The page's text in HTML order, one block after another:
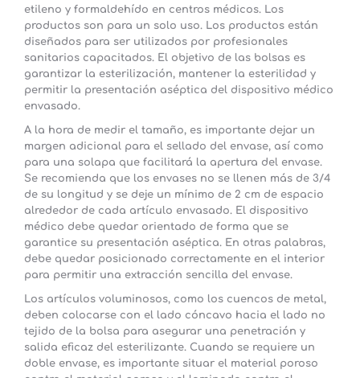
etileno y formaldehído en centros médicos. Los
productos son para un solo uso. Los productos están
diseñados para ser utilizados por profesionales
sanitarios capacitados. El objetivo de las bolsas es
garantizar la esterilización, mantener la esterilidad y
permitir la presentación aséptica del dispositivo médico
envasado.
A la hora de medir el tamaño, es importante dejar un
margen adicional para el sellado del envase, así como
para una solapa que facilitará la apertura del envase.
Se recomienda que los envases no se llenen más de 3/4
de su longitud y se deje un mínimo de 2 cm de espacio
alrededor de cada artículo envasado. El dispositivo
médico debe quedar orientado de forma que se
garantice su presentación aséptica. En otras palabras,
debe quedar posicionado correctamente en el interior
para permitir una extracción sencilla del envase.
Los artículos voluminosos, como los cuencos de metal,
deben colocarse con el lado cóncavo hacia el lado no
tejido de la bolsa para asegurar una penetración y
salida eficaz del esterilizante. Cuando se requiere un
doble envase, es importante situar el material poroso